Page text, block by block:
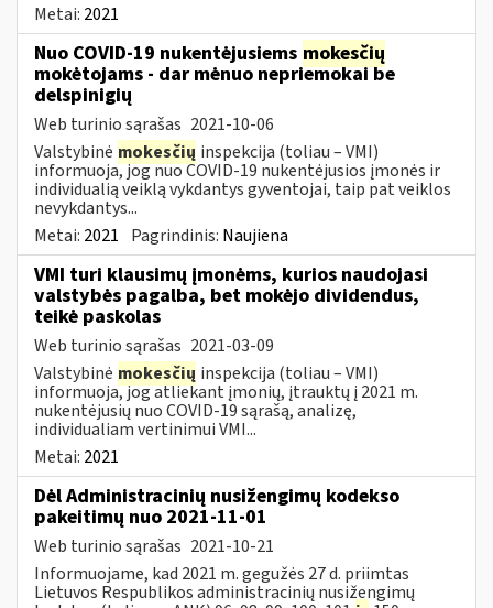
Metai: 2021
Nuo COVID-19 nukentėjusiems mokesčių
mokėtojams - dar mėnuo nepriemokai be
delspinigių
Web turinio sąrašas 2021-10-06
Valstybinė mokesčių inspekcija (toliau – VMI)
informuoja, jog nuo COVID-19 nukentėjusios įmonės ir
individualią veiklą vykdantys gyventojai, taip pat veiklos
nevykdantys...
Metai: 2021 Pagrindinis: Naujiena
VMI turi klausimų įmonėms, kurios naudojasi
valstybės pagalba, bet mokėjo dividendus,
teikė paskolas
Web turinio sąrašas 2021-03-09
Valstybinė mokesčių inspekcija (toliau – VMI)
informuoja, jog atliekant įmonių, įtrauktų į 2021 m.
nukentėjusių nuo COVID-19 sąrašą, analizę,
individualiam vertinimui VMI...
Metai: 2021
Dėl Administracinių nusižengimų kodekso
pakeitimų nuo 2021-11-01
Web turinio sąrašas 2021-10-21
Informuojame, kad 2021 m. gegužės 27 d. priimtas
Lietuvos Respublikos administracinių nusižengimų